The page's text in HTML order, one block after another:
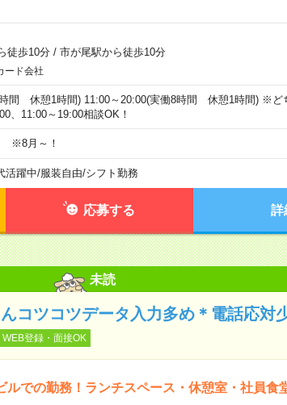
徒歩10分/ 市が尾駅から徒歩10分
ード会社
間 休憩1時間) 11:00～20:00(実働8時間 休憩1時間) ※ど
11:00～19:00相談OK！
※8月～！
活躍中/服装自由/シフト勤務
応募する 詳
未読
コツコツデータ入力多め＊電話応対
WEB登録・面接OK
ルでの勤務！ランチスペース・休憩室・社員食